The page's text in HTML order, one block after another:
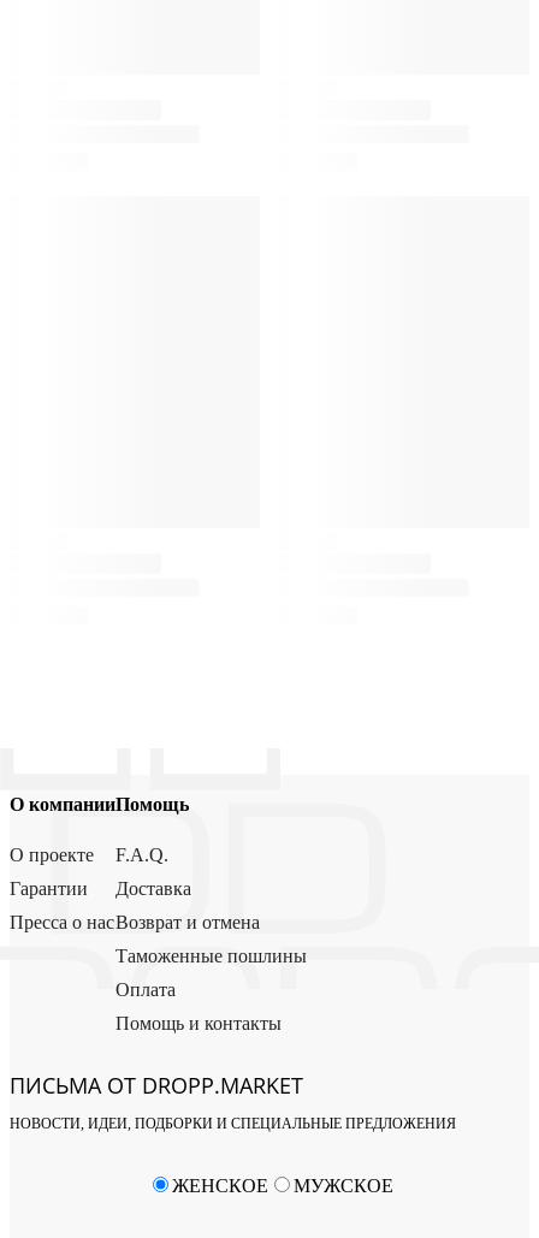
О компании
О проекте
Гарантии
Пресса о нас
Помощь
F.A.Q.
Доставка
Возврат и отмена
Таможенные пошлины
Оплата
Помощь и контакты
ПИСЬМА ОТ DROPP.MARKET
НОВОСТИ, ИДЕИ, ПОДБОРКИ И СПЕЦИАЛЬНЫЕ ПРЕДЛОЖЕНИЯ
ЖЕНСКОЕ МУЖСКОЕ